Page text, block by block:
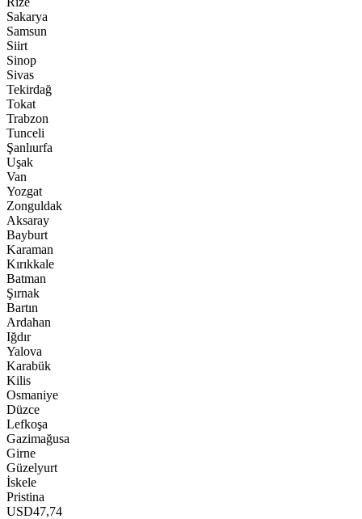
Sakarya
Samsun
Siirt
Sinop
Sivas
Tekirdağ
Tokat
Trabzon
Tunceli
Şanlıurfa
Uşak
Van
Yozgat
Zonguldak
Aksaray
Bayburt
Karaman
Kırıkkale
Batman
Şırnak
Bartın
Ardahan
Iğdır
Yalova
Karabük
Kilis
Osmaniye
Düzce
Lefkoşa
Gazimağusa
Girne
Güzelyurt
İskele
Pristina
USD47,74